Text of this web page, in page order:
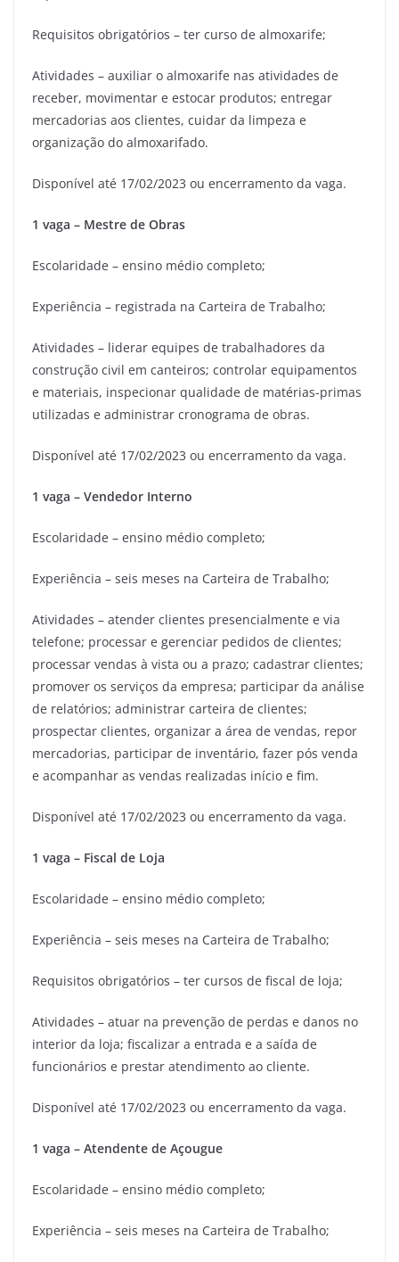
Requisitos obrigatórios – ter curso de almoxarife;
Atividades – auxiliar o almoxarife nas atividades de
receber, movimentar e estocar produtos; entregar
mercadorias aos clientes, cuidar da limpeza e
organização do almoxarifado.
Disponível até 17/02/2023 ou encerramento da vaga.
1 vaga – Mestre de Obras
Escolaridade – ensino médio completo;
Experiência – registrada na Carteira de Trabalho;
Atividades – liderar equipes de trabalhadores da
construção civil em canteiros; controlar equipamentos
e materiais, inspecionar qualidade de matérias-primas
utilizadas e administrar cronograma de obras.
Disponível até 17/02/2023 ou encerramento da vaga.
1 vaga – Vendedor Interno
Escolaridade – ensino médio completo;
Experiência – seis meses na Carteira de Trabalho;
Atividades – atender clientes presencialmente e via
telefone; processar e gerenciar pedidos de clientes;
processar vendas à vista ou a prazo; cadastrar clientes;
promover os serviços da empresa; participar da análise
de relatórios; administrar carteira de clientes;
prospectar clientes, organizar a área de vendas, repor
mercadorias, participar de inventário, fazer pós venda
e acompanhar as vendas realizadas início e fim.
Disponível até 17/02/2023 ou encerramento da vaga.
1 vaga – Fiscal de Loja
Escolaridade – ensino médio completo;
Experiência – seis meses na Carteira de Trabalho;
Requisitos obrigatórios – ter cursos de fiscal de loja;
Atividades – atuar na prevenção de perdas e danos no
interior da loja; fiscalizar a entrada e a saída de
funcionários e prestar atendimento ao cliente.
Disponível até 17/02/2023 ou encerramento da vaga.
1 vaga – Atendente de Açougue
Escolaridade – ensino médio completo;
Experiência – seis meses na Carteira de Trabalho;